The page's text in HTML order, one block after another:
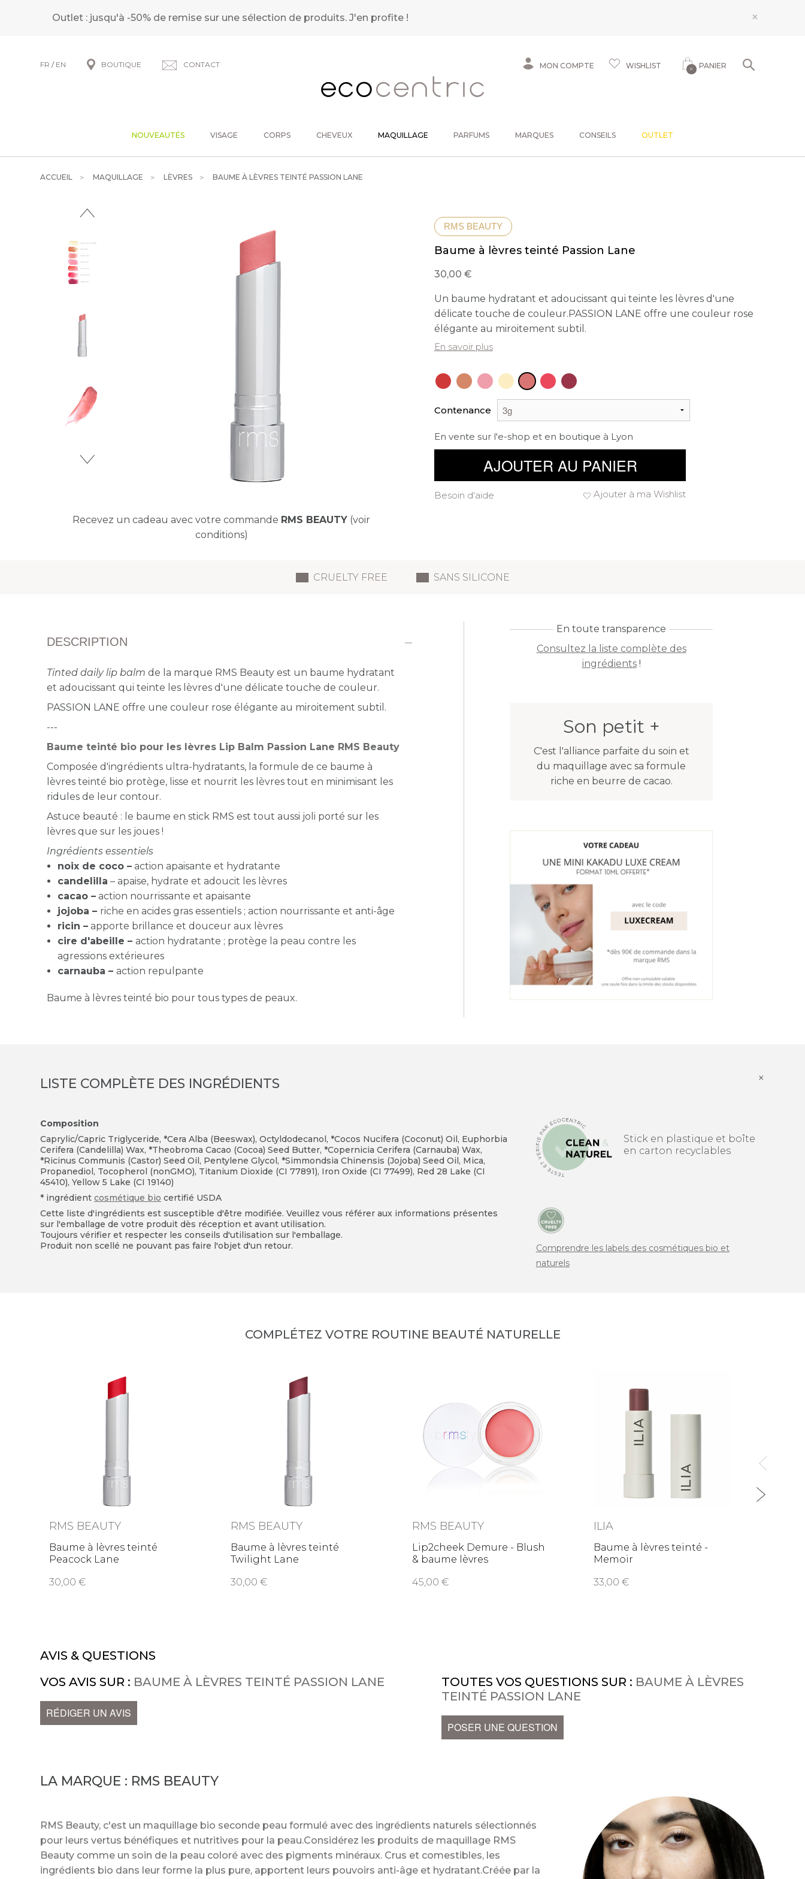
Outlet : jusqu'à -50% de remise sur une sélection de produits.J'en profite ! ×
FR / EN BOUTIQUE CONTACT MON COMPTE WISHLIST 0 PANIER
NOUVEAUTÉS VISAGE CORPS CHEVEUX MAQUILLAGE PARFUMS MARQUES CONSEILS OUTLET
ACCUEIL MAQUILLAGE LÈVRES BAUME À LÈVRES TEINTÉ PASSION LANE
Recevez un cadeau avec votre commande RMS BEAUTY (voir
conditions)
RMS BEAUTY
Baume à lèvres teinté Passion Lane
30,00
Un baume hydratant et adoucissant qui teinte les lèvres d'une
délicate touche de couleur.PASSION LANE offre une couleur rose
élégante au miroitement subtil.
En savoir plus
Contenance
En vente sur l'e-shop et en boutique à Lyon
AJOUTER AU PANIER
Ajouter à ma Wishlist
Besoin d'aide
CRUELTY FREE SANS SILICONE
DESCRIPTION
Tinted daily lip balm de la marque RMS Beauty est un baume hydratant
et adoucissant qui teinte les lèvres d'une délicate touche de couleur.
PASSION LANE offre une couleur rose élégante au miroitement subtil.
---
Baume teinté bio pour les lèvres Lip Balm Passion Lane RMS Beauty
Composée d'ingrédients ultra-hydratants, la formule de ce baume à
lèvres teinté bio protège, lisse et nourrit les lèvres tout en minimisant les
ridules de leur contour.
Astuce beauté : le baume en stick RMS est tout aussi joli porté sur les
lèvres que sur les joues !
Ingrédients essentiels
noix de coco – action apaisante et hydratante
candelilla –apaise, hydrate et adoucit les lèvres
cacao –action nourrissante et apaisante
jojoba – riche en acides gras essentiels ; action nourrissante et anti-âge
ricin –apporte brillance et douceur aux lèvres
cire d'abeille – action hydratante ; protège la peau contre les
agressions extérieures
carnauba – action repulpante
Baume à lèvres teinté bio pour tous types de peaux.
En toute transparence
Consultez la liste complète des
ingrédients!
Son petit +
C'est l'alliance parfaite du soin et
du maquillage avec sa formule
riche en beurre de cacao.
LISTE COMPLÈTE DES INGRÉDIENTS ×
Composition
Caprylic/Capric Triglyceride,*Cera Alba (Beeswax), Octyldodecanol, *Cocos Nucifera (Coconut) Oil, Euphorbia
Cerifera (Candelilla) Wax, *Theobroma Cacao (Cocoa) Seed Butter, *Copernicia Cerifera (Carnauba) Wax,
*Ricinus Communis (Castor) Seed Oil, Pentylene Glycol, *Simmondsia Chinensis (Jojoba) Seed Oil, Mica,
Propanediol, Tocopherol (nonGMO), Titanium Dioxide (CI 77891), Iron Oxide (CI 77499), Red 28 Lake (CI
45410), Yellow 5 Lake (CI 19140)
* ingrédientcosmétique bio certifié USDA
Cette liste d'ingrédients est susceptible d'être modifiée. Veuillez vous référer aux informations présentes
sur l'emballage de votre produit dès réception et avant utilisation.
Toujours vérifier et respecter les conseils d'utilisation sur l'emballage.
Produit non scellé ne pouvant pas faire l'objet d'un retour.
Stick en plastique et boîte
en carton recyclables
Comprendre les labels des cosmétiques bio et
naturels
COMPLÉTEZ VOTRE ROUTINE BEAUTÉ NATURELLE
RMS BEAUTY
Baume à lèvres teinté
Peacock Lane
30,00
RMS BEAUTY
Baume à lèvres teinté
Twilight Lane
30,00
RMS BEAUTY
Lip2cheek Demure - Blush
& baume lèvres
45,00
ILIA
Baume à lèvres teinté -
Memoir
33,00
AVIS & QUESTIONS
VOS AVIS SUR : BAUME À LÈVRES TEINTÉ PASSION LANE
RÉDIGER UN AVIS
TOUTES VOS QUESTIONS SUR : BAUME À LÈVRES
TEINTÉ PASSION LANE
POSER UNE QUESTION
LA MARQUE : RMS BEAUTY
RMS Beauty, c'est un maquillage bio seconde peau formulé avec des ingrédients naturels sélectionnés
pour leurs vertus bénéfiques et nutritives pour la peau.Considérez les produits de maquillage RMS
Beauty comme un soin de la peau coloré avec des pigments minéraux. Crus et comestibles, les
ingrédients bio dans leur forme la plus pure, apportent leurs pouvoirs anti-âge et hydratant.Créée par la